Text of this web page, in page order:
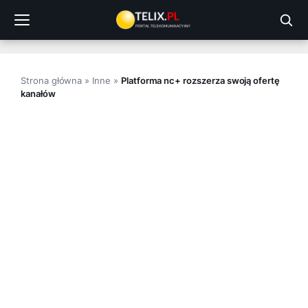
treści
Strona główna » Inne » Platforma nc+ rozszerza swoją ofertę
kanałów